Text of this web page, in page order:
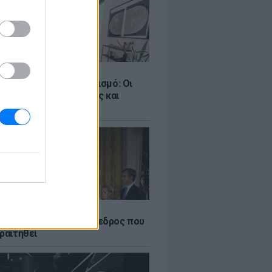
για τον τουρισμό: Οι
σε Airbnb, επενδύσεις και
Αμερικανός πρόεδρος που